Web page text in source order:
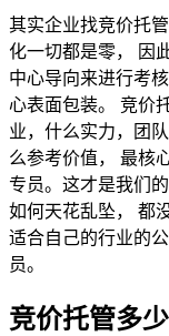
其实企业找竞价托
化一切都是零， 因
中心导向来进行考
心表面包装。 竞价
业，什么实力，团
么参考价值， 最核
专员。这才是我们
如何天花乱坠， 都
适合自己的行业的
员。
竞价托管多